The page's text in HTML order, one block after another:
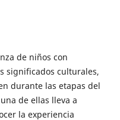
de niños con
significados culturales,
durante las etapas del
de ellas lleva a
la experiencia